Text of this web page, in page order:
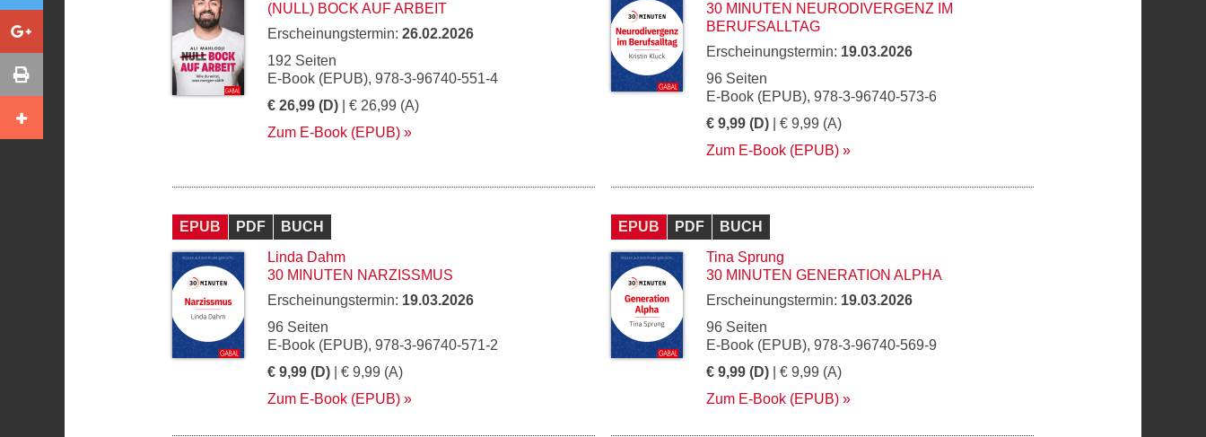
(NULL) BOCK AUF ARBEIT
Erscheinungstermin: 26.02.2026
192 Seiten
E-Book (EPUB), 978-3-96740-551-4
€ 26,99 (D) | € 26,99 (A)
Zum E-Book (EPUB)
30 MINUTEN NEURODIVERGENZ IM
BERUFSALLTAG
Erscheinungstermin: 19.03.2026
96 Seiten
E-Book (EPUB), 978-3-96740-573-6
€ 9,99 (D) | € 9,99 (A)
Zum E-Book (EPUB)
EPUB PDF
BUCH
Linda Dahm
30 MINUTEN NARZISSMUS
Erscheinungstermin: 19.03.2026
96 Seiten
E-Book (EPUB), 978-3-96740-571-2
€ 9,99 (D) | € 9,99 (A)
Zum E-Book (EPUB)
EPUB PDF
BUCH
Tina Sprung
30 MINUTEN GENERATION ALPHA
Erscheinungstermin: 19.03.2026
96 Seiten
E-Book (EPUB), 978-3-96740-569-9
€ 9,99 (D) | € 9,99 (A)
Zum E-Book (EPUB)